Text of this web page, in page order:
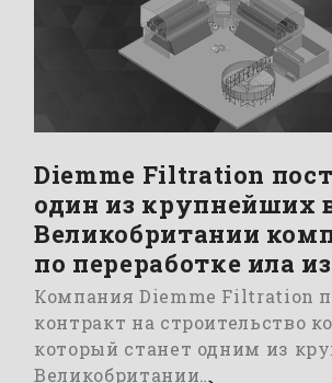
Diemme Filtration
один из крупнейших
Великобритании
по переработке ила
Компания Diemme Filtration
контракт на строительство
который станет одним из
Великобритании…